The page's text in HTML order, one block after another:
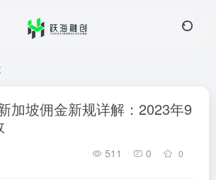
加坡佣金新规详解：2023年9
511 0 0